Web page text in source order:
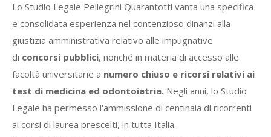
Lo Studio Legale Pellegrini Quarantotti vanta una specifica
e consolidata esperienza nel contenzioso dinanzi alla
giustizia amministrativa relativo alle impugnative
di concorsi pubblici, nonché in materia di accesso alle
facoltà universitarie a numero chiuso e ricorsi relativi ai
test di medicina ed odontoiatria. Negli anni, lo Studio
Legale ha permesso l'ammissione di centinaia di ricorrenti
ai corsi di laurea prescelti, in tutta Italia.